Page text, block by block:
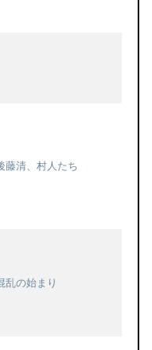
藤清、村人たち
乱の始まり